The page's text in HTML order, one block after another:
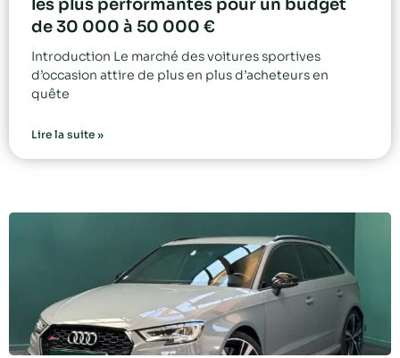
les plus performantes pour un budget
de 30 000 à 50 000 €
Introduction Le marché des voitures sportives
d’occasion attire de plus en plus d’acheteurs en
quête
Lire la suite »